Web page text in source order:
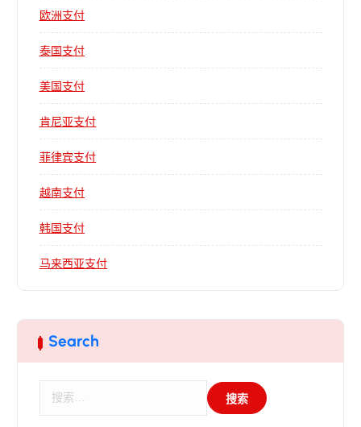
欧洲支付
泰国支付
美国支付
肯尼亚支付
菲律宾支付
越南支付
韩国支付
马来西亚支付
Search